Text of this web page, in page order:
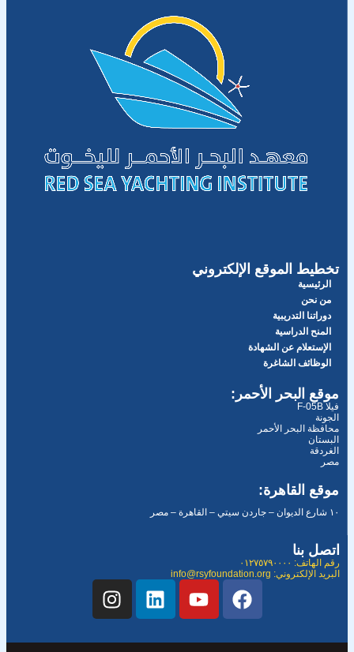
تخطيط الموقع الإلكتروني
الرئيسية
من نحن
دوراتنا التدريبية
المنح الدراسية
الإستعلام عن الشهادة
الوظائف الشاغرة
موقع البحر الأحمر:
فيلا F-05B
الجونة
محافظة البحر الأحمر
البستان
الغردقة
مصر
موقع القاهرة:
١٠ شارع الديوان – جاردن سيتي – القاهرة – مصر
اتصل بنا
رقم الهاتف: ٠١٢٧٥٧٩٠٠٠٠
البريد الإلكتروني: info@rsyfoundation.org